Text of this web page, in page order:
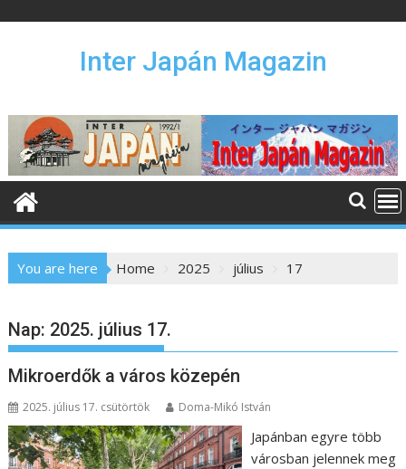
n
e
Inter Japán Magazin
You are here Home 2025 július 17
Nap: 2025. július 17.
Mikroerdők a város közepén
2025. július 17. csütörtök Doma-Mikó István
Japánban egyre több
városban jelennek meg